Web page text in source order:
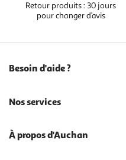
Retour produits : 30 jours
pour changer d’avis
Besoin d'aide ?
Nos services
À propos d'Auchan